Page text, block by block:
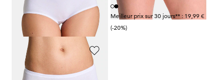
Meilleur prix sur 30 jours** : 19,99 €
(-20%)
CONTA
Lot de culottes en coton